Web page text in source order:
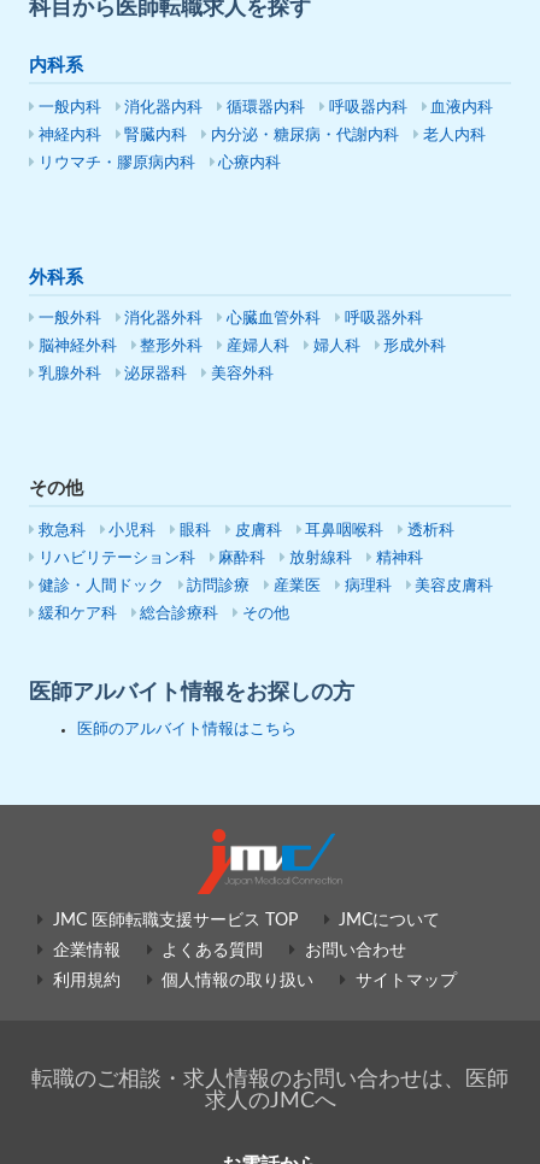
科目から医師転職求人を探す
内科系
一般内科 消化器内科 循環器内科 呼吸器内科
血液内科
神経内科
腎臓内科 内分泌・糖尿病・代謝内科
老人内科
リウマチ・膠原病内科
心療内科
外科系
一般外科 消化器外科 心臓血管外科
呼吸器外科
脳神経外科
整形外科 産婦人科 婦人科
形成外科
乳腺外科
泌尿器科 美容外科
その他
救急科 小児科 眼科 皮膚科 耳鼻咽喉科
透析科
リハビリテーション科
麻酔科 放射線科
精神科
健診・人間ドック
訪問診療 産業医 病理科
美容皮膚科
緩和ケア科
総合診療科 その他
医師アルバイト情報をお探しの方
医師のアルバイト情報はこちら
JMC 医師転職支援サービス TOP
JMCについて
企業情報
よくある質問
お問い合わせ
利用規約
個人情報の取り扱い サイトマップ
転職のご相談・求人情報のお問い合わせは、医師
求人のJMCへ